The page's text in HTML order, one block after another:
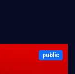
public